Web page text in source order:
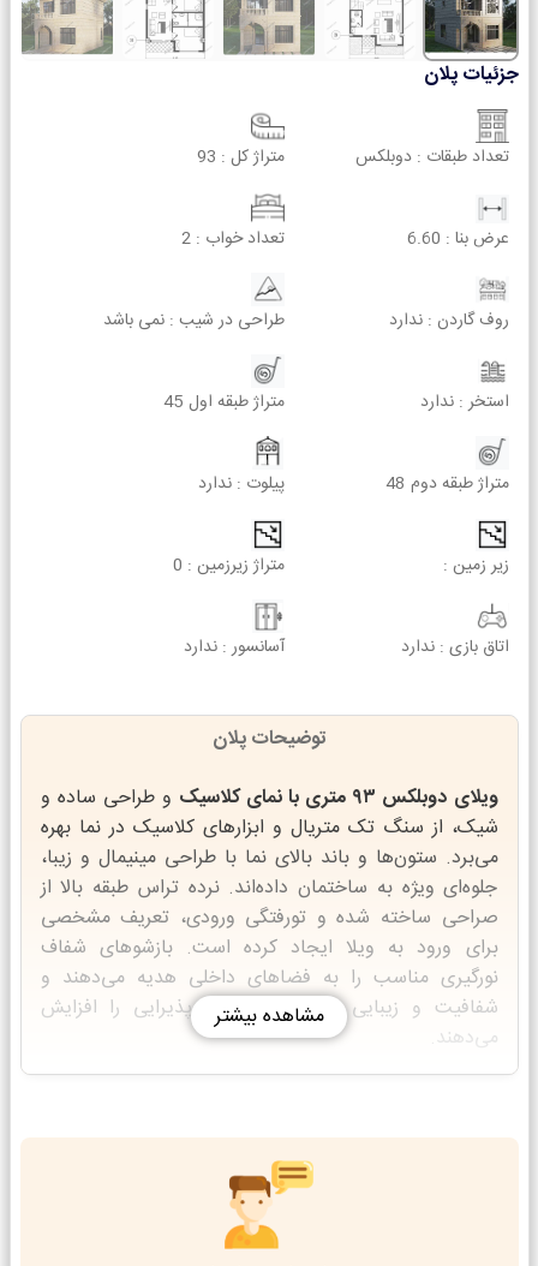
جزئیات پلان
تعداد طبقات :دوبلکس متراژ کل : 93
عرض بنا : 6.60 تعداد خواب :2
روف گاردن :ندارد طراحی در شیب :نمی باشد
استخر :ندارد متراژ طبقه اول 45
متراژ طبقه دوم 48 پیلوت :ندارد
زیر زمین : متراژ زیرزمین : 0
اتاق بازی :ندارد آسانسور :ندارد
توضیحات پلان
ویلای دوبلکس ۹۳ متری با نمای کلاسیک
و طراحی ساده و
شیک، از سنگ تک متریال و ابزارهای کلاسیک در نما بهره
می‌برد. ستون‌ها و باند بالای نما با طراحی مینیمال و زیبا،
جلوه‌ای ویژه به ساختمان داده‌اند. نرده تراس طبقه بالا از
صراحی ساخته شده و تورفتگی ورودی، تعریف مشخصی
برای ورود به ویلا ایجاد کرده است. بازشوهای شفاف
نورگیری مناسب را به فضاهای داخلی هدیه می‌دهند و
شفافیت و زیبایی فضای نشیمن و پذیرایی را افزایش
می‌دهند.
شده است تا به راحتی به نشیمن دنج خدمات دهد. با
استفاده از پلکان، به فضای خصوصی طبقه اول می‌رسیم که
شامل دو اتاق خواب با نورگیری عالی و سرویس و حمام
مستقل است. نشیمن خصوصی در این طبقه، از تراس نور
مشاهده بیشتر